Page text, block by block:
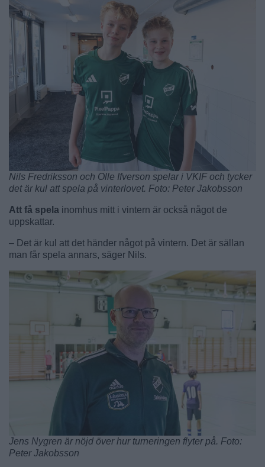
Nils Fredriksson och Olle Ifverson spelar i VKIF och tycker
det är kul att spela på vinterlovet. Foto: Peter Jakobsson
Att få spela inomhus mitt i vintern är också något de
uppskattar.
– Det är kul att det händer något på vintern. Det är sällan
man får spela annars, säger Nils.
Jens Nygren är nöjd över hur turneringen flyter på. Foto:
Peter Jakobsson